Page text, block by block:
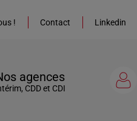
! Contact Linkedin
agences
CDD et CDI